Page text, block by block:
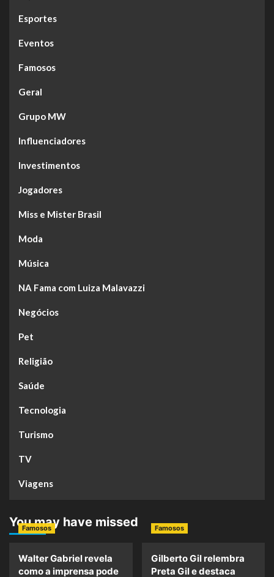
Esportes
Eventos
Famosos
Geral
Grupo MW
Influenciadores
Investimentos
Jogadores
Miss e Mister Brasil
Moda
Música
NA Fama com Luiza Malavazzi
Negócios
Pet
Religião
Saúde
Tecnologia
Turismo
TV
Viagens
You may have missed
Famosos
Walter Gabriel revela
como a imprensa pode
Famosos
Gilberto Gil relembra
Preta Gil e destaca